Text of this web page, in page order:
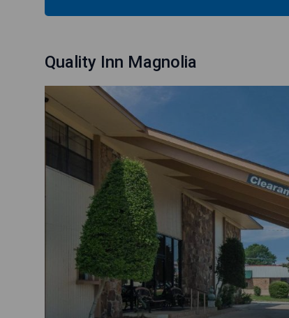
Quality Inn Magnolia